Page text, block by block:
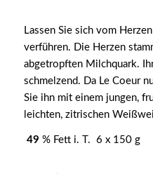
Lassen Sie sich vom
verführen. Die Herzen
abgetropften Milchquark.
schmelzend. Da Le Coeur
Sie ihn mit einem jungen,
leichten, zitrischen
49 % Fett i. T. 6 x 150 g